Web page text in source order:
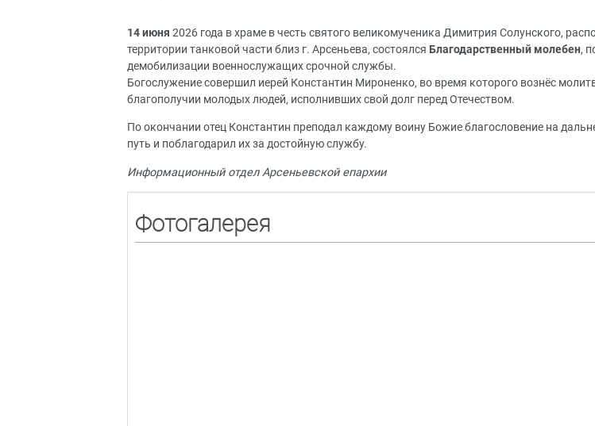
14 июня 2026 года в храме в честь святого великомученика Димитрия Солунского,
территории танковой части близ г. Арсеньева, состоялся Благодарственный молебен,
демобилизации военнослужащих срочной службы.
Богослужение совершил иерей Константин Мироненко, во время которого вознёс
благополучии молодых людей, исполнивших свой долг перед Отечеством.
По окончании отец Константин преподал каждому воину Божие благословение на
путь и поблагодарил их за достойную службу.
Информационный отдел Арсеньевской епархии
Фотогалерея